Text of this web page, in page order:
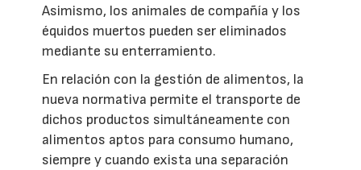
Asimismo, los animales de compañía y los
équidos muertos pueden ser eliminados
mediante su enterramiento.
En relación con la gestión de alimentos, la
nueva normativa permite el transporte de
dichos productos simultáneamente con
alimentos aptos para consumo humano,
siempre y cuando exista una separación